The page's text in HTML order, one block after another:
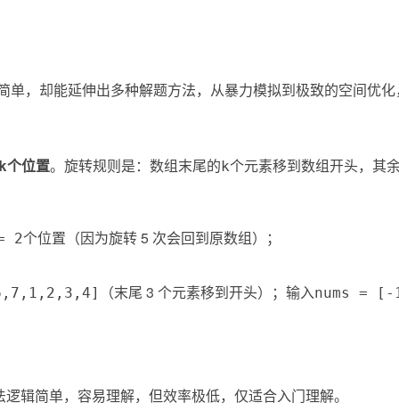
单，却能延伸出多种解题方法，从暴力模拟到极致的空间
个位置。旋转规则是：数组末尾的k个元素移到数组开头，其
2个位置（因为旋转 5 次会回到原数组）；
（末尾 3 个元素移到开头）；输入nums =
辑简单，容易理解，但效率极低，仅适合入门理解。